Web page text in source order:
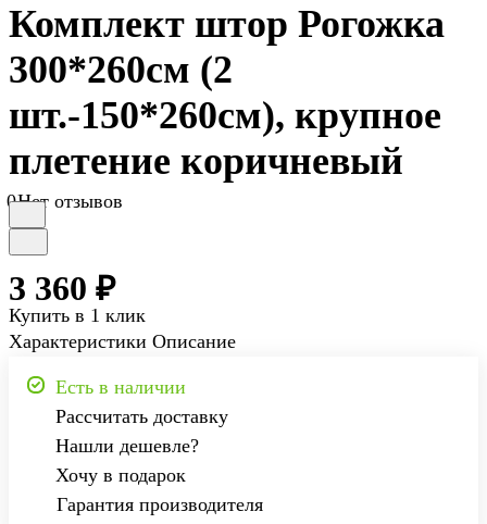
Комплект штор Рогожка
300*260см (2
шт.-150*260см), крупное
плетение коричневый
0Нет отзывов
3 360 ₽
Купить в 1 клик
Характеристики Описание
Есть в наличии
Рассчитать доставку
Нашли дешевле?
Хочу в подарок
Гарантия производителя